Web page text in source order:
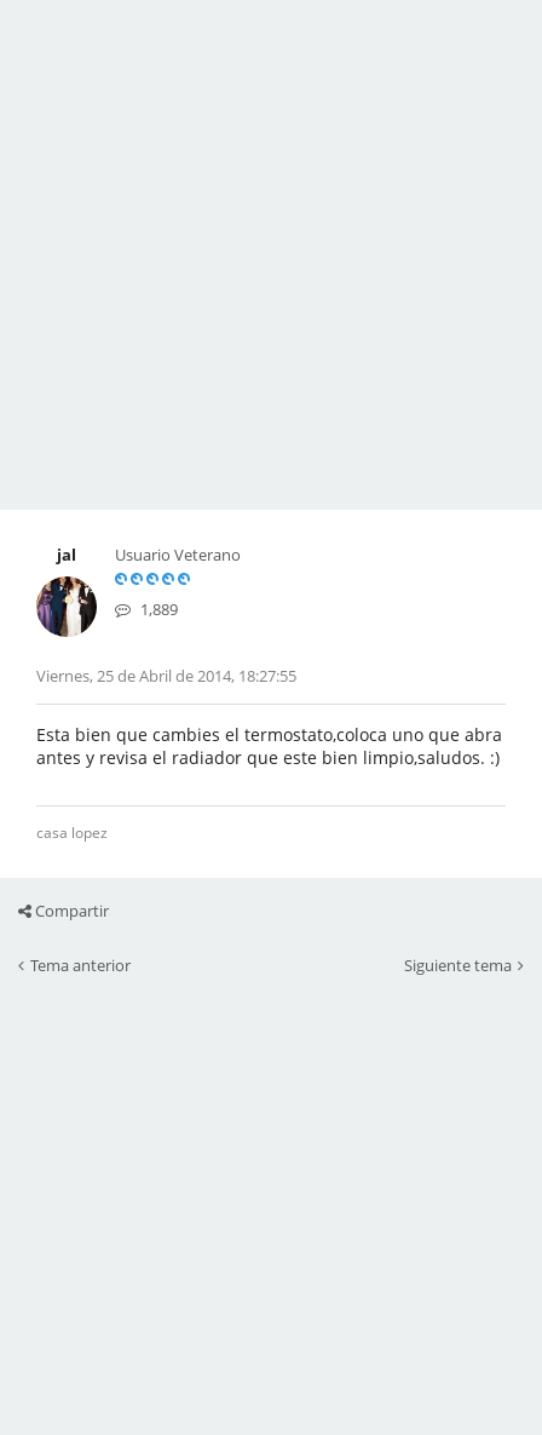
jal Usuario Veterano
1,889
Viernes, 25 de Abril de 2014, 18:27:55
Esta bien que cambies el termostato,coloca uno que abra
antes y revisa el radiador que este bien limpio,saludos. :)
casa lopez
Compartir
Tema anterior Siguiente tema